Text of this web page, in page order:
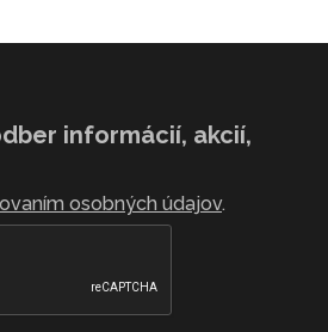
informácií, akcií,
osobných údajov.